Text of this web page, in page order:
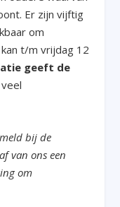
Er zijn vijftig
om
t/m vrijdag 12
geeft de
bij de
van ons een
om